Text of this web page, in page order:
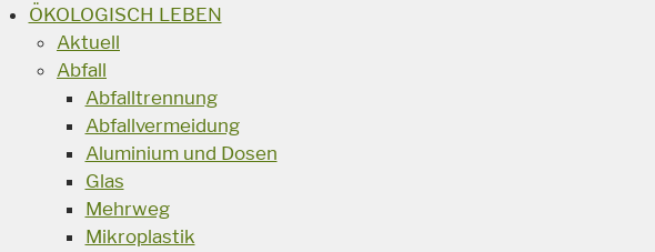
ÖKOLOGISCH LEBEN
Aktuell
Abfall
Abfalltrennung
Abfallvermeidung
Aluminium und Dosen
Glas
Mehrweg
Mikroplastik